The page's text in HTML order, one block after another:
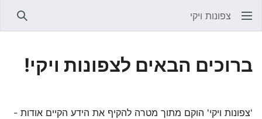
צפונות ויקי
ברוכים הבאים לצפונות ויקי!
'צפונות ויקי' הוקם מתוך מטרה להקיף את הידע הקיים אודות -